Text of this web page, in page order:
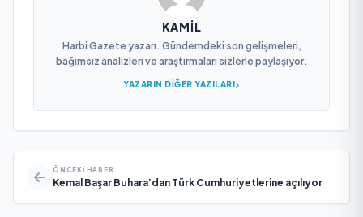
KAMIL
Harbi Gazete yazarı. Gündemdeki son gelişmeleri,
bağımsız analizleri ve araştırmaları sizlerle paylaşıyor.
YAZARIN DIĞER YAZILARI
ÖNCEKI HABER
Kemal Başar Buhara’dan Türk Cumhuriyetlerine açılıyor